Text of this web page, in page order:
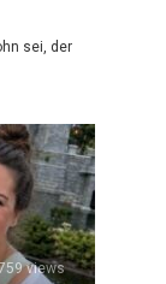
sei, der
views